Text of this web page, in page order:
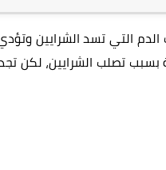
التي تسد الشرايين
تصلب الشرايين، لكن